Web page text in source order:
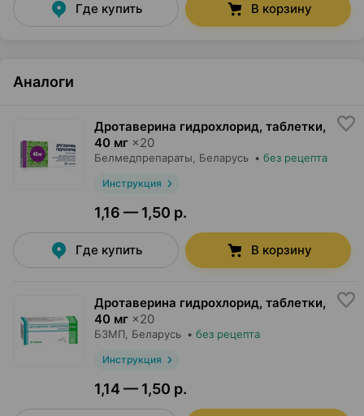
Где купить В корзину
Аналоги
Дротаверина гидрохлорид, таблетки,
40 мг ×20
Белмедпрепараты, Беларусь • без рецепта
Инструкция
1,16 — 1,50 р.
Где купить В корзину
Дротаверина гидрохлорид, таблетки,
40 мг ×20
БЗМП, Беларусь • без рецепта
Инструкция
1,14 — 1,50 р.